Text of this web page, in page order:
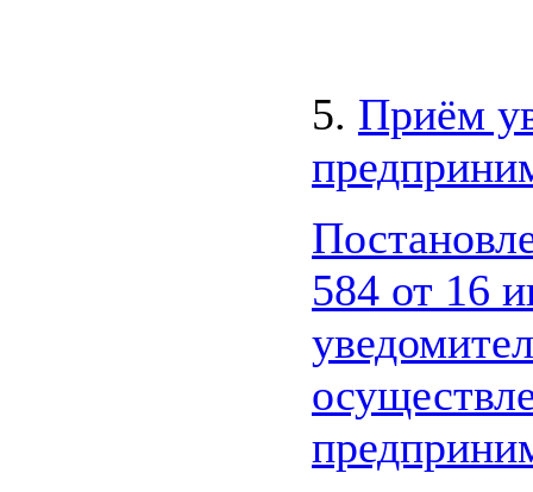
5. Приём
584 от 16